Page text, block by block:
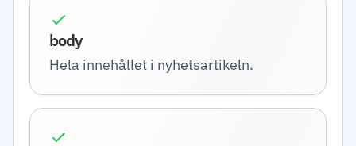
body
Hela innehållet i nyhetsartikeln.